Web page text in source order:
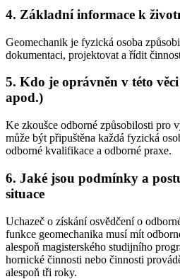
4. Základní informace k
Geomechanik je fyzická osoba
dokumentaci, projektovat a řídit
5. Kdo je oprávněn v této
apod.)
Ke zkoušce odborné způsobilosti pro
může být připuštěna každá fyzická
odborné kvalifikace a odborné praxe.
6. Jaké jsou podmínky a
situace
Uchazeč o získání osvědčení o
funkce geomechanika musí mít
alespoň magisterského studijního
hornické činnosti nebo činnosti
alespoň tři roky.